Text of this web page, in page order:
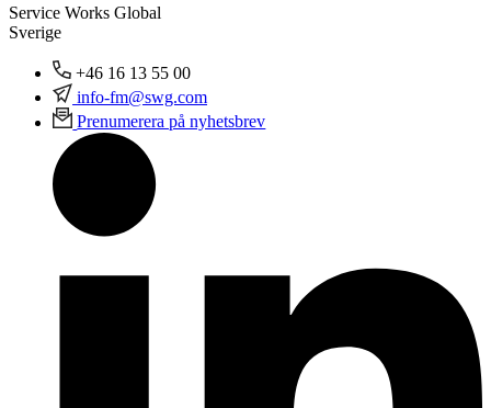
Service Works Global
Sverige
+46 16 13 55 00
info-fm@swg.com
Prenumerera på nyhetsbrev